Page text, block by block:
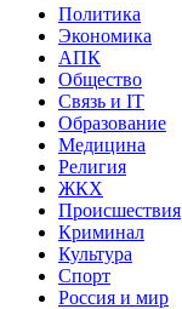
Политика
Экономика
АПК
Общество
Связь и IT
Образование
Медицина
Религия
ЖКХ
Происшествия
Криминал
Культура
Спорт
Россия и мир